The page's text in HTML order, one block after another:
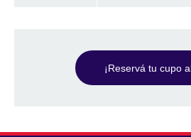
¡Reservá tu cupo